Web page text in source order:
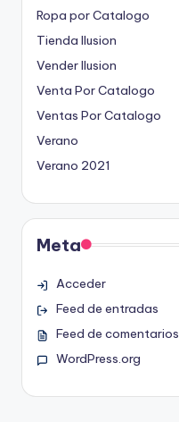
Ropa por Catalogo
Tienda Ilusion
Vender Ilusion
Venta Por Catalogo
Ventas Por Catalogo
Verano
Verano 2021
Meta
Acceder
Feed de entradas
Feed de comentarios
WordPress.org